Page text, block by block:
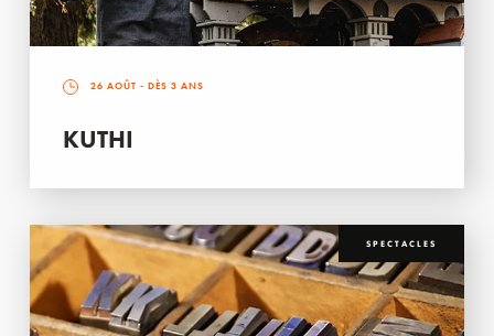
26 AOÛT - DÈS 3 ANS
KUTHI
SPECTACLES